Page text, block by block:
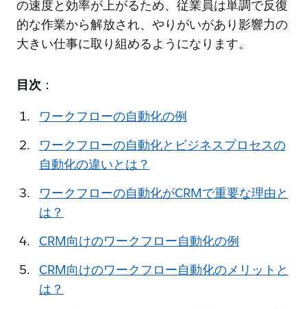
の速度と効率が上がるため、従業員は単調で反復
的な作業から解放され、やりがいがあり影響力の
大きい仕事に取り組めるようになります。
目次 ：
ワークフローの自動化の例
ワークフローの自動化とビジネスプロセスの
自動化の違いとは？
ワークフローの自動化がCRMで重要な理由と
は？
CRM向けのワークフロー自動化の例
CRM向けのワークフロー自動化のメリットと
は？